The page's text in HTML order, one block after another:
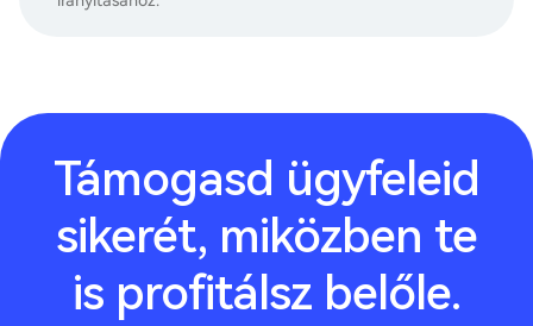
Támogasd ügyfeleid
sikerét, miközben te
is profitálsz belőle.